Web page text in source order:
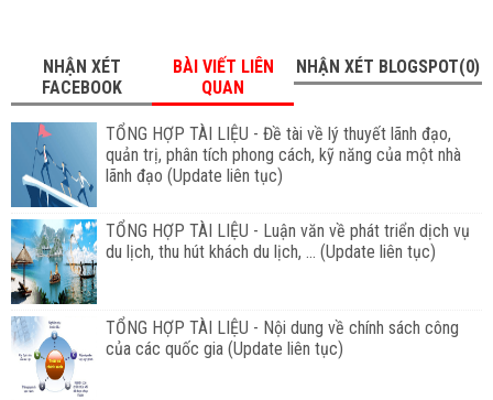
NHẬN XÉT
FACEBOOK
BÀI VIẾT LIÊN
QUAN
NHẬN XÉT BLOGSPOT(0)
TỔNG HỢP TÀI LIỆU - Đề tài về lý thuyết lãnh đạo,
quản trị, phân tích phong cách, kỹ năng của một nhà
lãnh đạo (Update liên tục)
TỔNG HỢP TÀI LIỆU - Luận văn về phát triển dịch vụ
du lịch, thu hút khách du lịch, ... (Update liên tục)
TỔNG HỢP TÀI LIỆU - Nội dung về chính sách công
của các quốc gia (Update liên tục)